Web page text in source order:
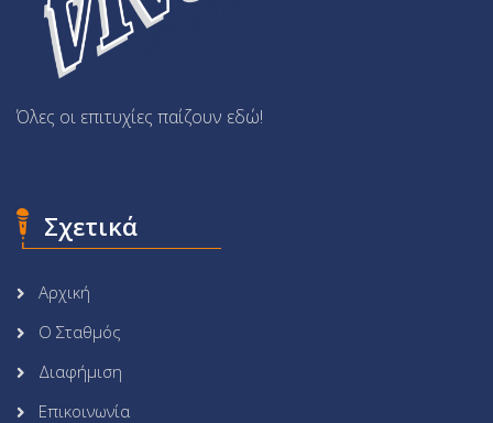
Όλες οι επιτυχίες παίζουν εδώ!
Σχετικά
Αρχική
Ο Σταθμός
Διαφήμιση
Επικοινωνία